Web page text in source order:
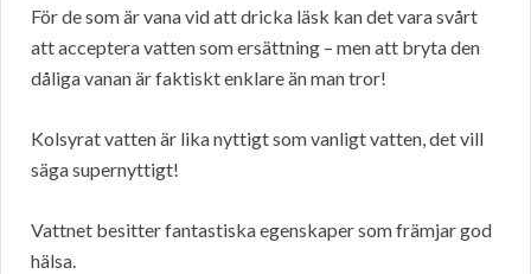
För de som är vana vid att dricka läsk kan det vara svårt
att acceptera vatten som ersättning – men att bryta den
dåliga vanan är faktiskt enklare än man tror!
Kolsyrat vatten är lika nyttigt som vanligt vatten, det vill
säga supernyttigt!
Vattnet besitter fantastiska egenskaper som främjar god
hälsa.